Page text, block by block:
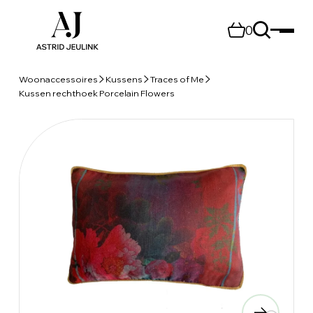
0
Woonaccessoires Kussens
Traces of Me
Kussen rechthoek Porcelain Flowers